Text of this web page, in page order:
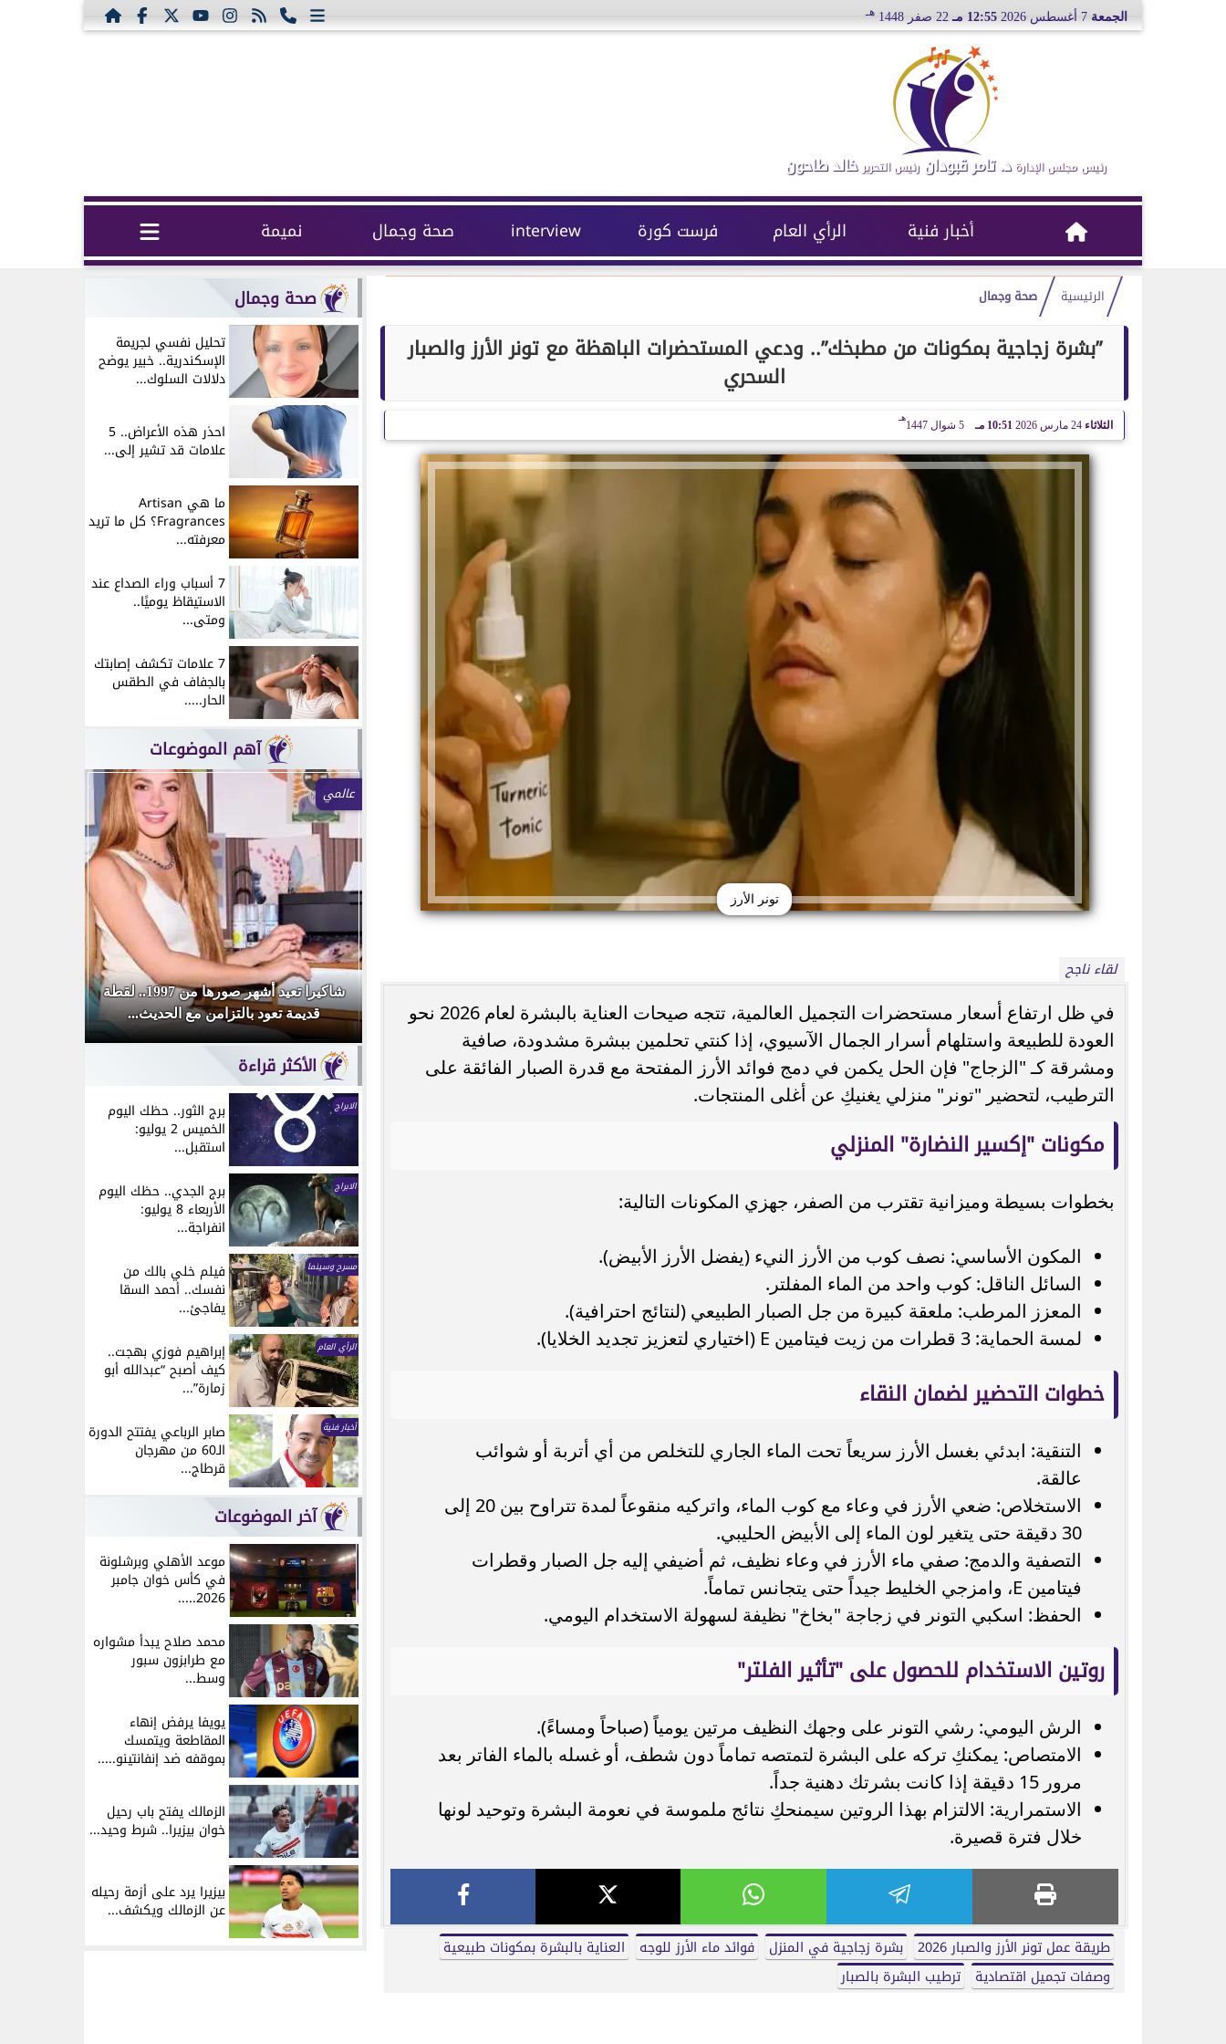
الجمعة 12:55 مـ 22 صفر 1448 هـ
رئيس مجلس الإدارة د. تامر قبودان رئيس التحرير خالد طاحون
أخبار فنية الرأي العام فرست كورة interview صحة وجمال نميمة
الرئيسية صحة وجمال
”بشرة زجاجية بمكونات من مطبخك”.. ودعي المستحضرات الباهظة مع تونر الأرز والصبار
السحري
الثلاثاء 24 مارس 2026 10:51 مـ 5 شوال 1447
هـ
تونر الأرز
لقاء ناجح
في ظل ارتفاع أسعار مستحضرات التجميل العالمية، تتجه صيحات العناية بالبشرة لعام 2026 نحو
العودة للطبيعة واستلهام أسرار الجمال الآسيوي، إذا كنتي تحلمين ببشرة مشدودة، صافية
ومشرقة كـ "الزجاج" فإن الحل يكمن في دمج فوائد الأرز المفتحة مع قدرة الصبار الفائقة على
الترطيب، لتحضير "تونر" منزلي يغنيكِ عن أغلى المنتجات.
مكونات "إكسير النضارة" المنزلي
بخطوات بسيطة وميزانية تقترب من الصفر، جهزي المكونات التالية:
المكون الأساسي: نصف كوب من الأرز النيء (يفضل الأرز الأبيض).
السائل الناقل: كوب واحد من الماء المفلتر.
المعزز المرطب: ملعقة كبيرة من جل الصبار الطبيعي (لنتائج احترافية).
لمسة الحماية: 3 قطرات من زيت فيتامين E (اختياري لتعزيز تجديد الخلايا).
خطوات التحضير لضمان النقاء
التنقية: ابدئي بغسل الأرز سريعاً تحت الماء الجاري للتخلص من أي أتربة أو شوائب
عالقة.
الاستخلاص: ضعي الأرز في وعاء مع كوب الماء، واتركيه منقوعاً لمدة تتراوح بين 20 إلى
30 دقيقة حتى يتغير لون الماء إلى الأبيض الحليبي.
التصفية والدمج: صفي ماء الأرز في وعاء نظيف، ثم أضيفي إليه جل الصبار وقطرات
فيتامين E، وامزجي الخليط جيداً حتى يتجانس تماماً.
الحفظ: اسكبي التونر في زجاجة "بخاخ" نظيفة لسهولة الاستخدام اليومي.
روتين الاستخدام للحصول على "تأثير الفلتر"
الرش اليومي: رشي التونر على وجهك النظيف مرتين يومياً (صباحاً ومساءً).
الامتصاص: يمكنكِ تركه على البشرة لتمتصه تماماً دون شطف، أو غسله بالماء الفاتر بعد
مرور 15 دقيقة إذا كانت بشرتك دهنية جداً.
الاستمرارية: الالتزام بهذا الروتين سيمنحكِ نتائج ملموسة في نعومة البشرة وتوحيد لونها
خلال فترة قصيرة.
طريقة عمل تونر الأرز والصبار 2026 بشرة زجاجية في المنزل فوائد ماء الأرز للوجه
العناية بالبشرة بمكونات طبيعية
وصفات تجميل اقتصادية
ترطيب البشرة بالصبار
صحة وجمال
تحليل نفسي لجريمة
الإسكندرية.. خبير يوضح
دلالات السلوك...
احذر هذه الأعراض.. 5
علامات قد تشير إلى...
ما هي Artisan
Fragrances؟ كل ما تريد
معرفته...
7 أسباب وراء الصداع عند
الاستيقاظ يوميًا..
ومتى...
7 علامات تكشف إصابتك
بالجفاف في الطقس
الحار.....
آهم الموضوعات
تألقت في 13 فيلمًا ثم...
زكي.. تفاصيل من كواليس...
وزارة العمل ورابط التسجيل
عالمي
شاكيرا تعيد أشهر صورها من 1997.. لقطة
قديمة تعود بالتزامن مع الحديث...
الأكثر قراءة
الابراج برج الثور.. حظك اليوم
الخميس 2 يوليو:
استقبل...
الابراج برج الجدي.. حظك اليوم
الأربعاء 8 يوليو:
انفراجة...
مسرح وسينما فيلم خلي بالك من
نفسك.. أحمد السقا
يفاجئ...
الرأي العام إبراهيم فوزي بهجت..
كيف أصبح “عبدالله أبو
زمارة”...
أخبار فنية صابر الرباعي يفتتح الدورة
الـ60 من مهرجان
قرطاج...
آخر الموضوعات
موعد الأهلي وبرشلونة
في كأس خوان جامبر
2026.....
محمد صلاح يبدأ مشواره
مع طرابزون سبور
وسط...
يويفا يرفض إنهاء
المقاطعة ويتمسك
بموقفه ضد إنفانتينو.....
الزمالك يفتح باب رحيل
خوان بيزيرا.. شرط وحيد...
بيزيرا يرد على أزمة رحيله
عن الزمالك ويكشف...